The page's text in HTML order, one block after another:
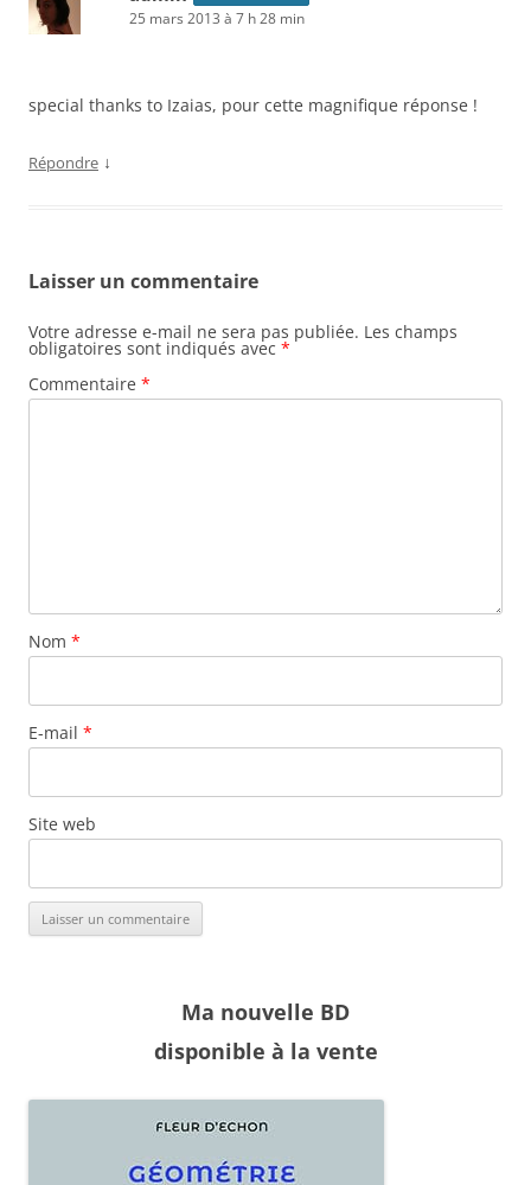
25 mars 2013 à 7 h 28 min
special thanks to Izaias, pour cette magnifique réponse !
Répondre ↓
Laisser un commentaire
Votre adresse e-mail ne sera pas publiée. Les champs
obligatoires sont indiqués avec *
Commentaire *
Nom *
E-mail *
Site web
Ma nouvelle BD
disponible à la vente